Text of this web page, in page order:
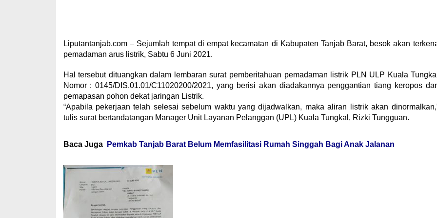
Liputantanjab.com – Sejumlah tempat di empat kecamatan di Kabupaten Tanjab Barat, besok akan
pemadaman arus listrik, Sabtu 6 Juni 2021.
Hal tersebut dituangkan dalam lembaran surat pemberitahuan pemadaman listrik PLN ULP Kuala Tungkal
Nomor : 0145/DIS.01.01/C11020200/2021, yang berisi akan diadakannya penggantian tiang keropos
pemapasan pohon dekat jaringan Listrik.
“Apabila pekerjaan telah selesai sebelum waktu yang dijadwalkan, maka aliran listrik akan
tulis surat bertandatangan Manager Unit Layanan Pelanggan (UPL) Kuala Tungkal, Rizki Tungguan.
Baca Juga Pemkab Tanjab Barat Belum Memfasilitasi Rumah Singgah Bagi Anak Jalanan